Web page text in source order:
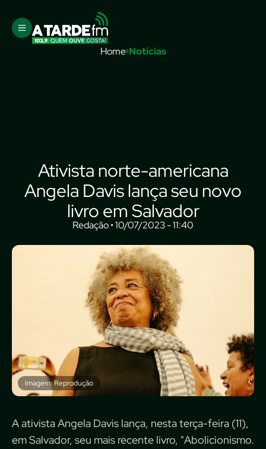
Home Notícias
Ativista norte-americana
Angela Davis lança seu novo
livro em Salvador
Redação • 10/07/2023 - 11:40
Imagem: Reprodução
A ativista Angela Davis lança, nesta terça-feira (11),
em Salvador, seu mais recente livro, "Abolicionismo.